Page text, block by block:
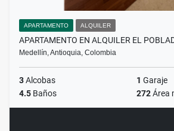
APARTAMENTO ALQUILER
APARTAMENTO EN ALQUILER EL
Medellín, Antioquia, Colombia
3Alcobas 1 Garaje
4.5 Baños 272Área